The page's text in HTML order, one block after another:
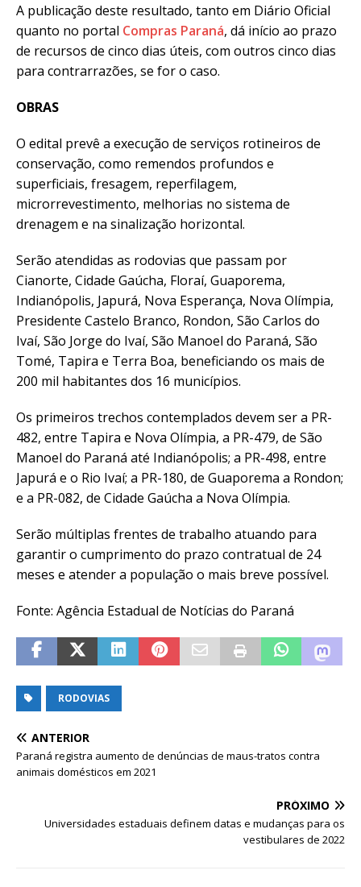
A publicação deste resultado, tanto em Diário Oficial
quanto no portal Compras Paraná, dá início ao prazo
de recursos de cinco dias úteis, com outros cinco dias
para contrarrazões, se for o caso.
OBRAS
O edital prevê a execução de serviços rotineiros de
conservação, como remendos profundos e
superficiais, fresagem, reperfilagem,
microrrevestimento, melhorias no sistema de
drenagem e na sinalização horizontal.
Serão atendidas as rodovias que passam por
Cianorte, Cidade Gaúcha, Floraí, Guaporema,
Indianópolis, Japurá, Nova Esperança, Nova Olímpia,
Presidente Castelo Branco, Rondon, São Carlos do
Ivaí, São Jorge do Ivaí, São Manoel do Paraná, São
Tomé, Tapira e Terra Boa, beneficiando os mais de
200 mil habitantes dos 16 municípios.
Os primeiros trechos contemplados devem ser a PR-
482, entre Tapira e Nova Olímpia, a PR-479, de São
Manoel do Paraná até Indianópolis; a PR-498, entre
Japurá e o Rio Ivaí; a PR-180, de Guaporema a Rondon;
e a PR-082, de Cidade Gaúcha a Nova Olímpia.
Serão múltiplas frentes de trabalho atuando para
garantir o cumprimento do prazo contratual de 24
meses e atender a população o mais breve possível.
Fonte: Agência Estadual de Notícias do Paraná
RODOVIAS
ANTERIOR
Paraná registra aumento de denúncias de maus-tratos contra
animais domésticos em 2021
PRÓXIMO
Universidades estaduais definem datas e mudanças para os
vestibulares de 2022